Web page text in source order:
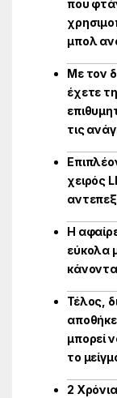
που
μπολ
Με τον
έχετε
τις
χειρός
Η
εύκολα
Τέλος,
μπορεί
το
2